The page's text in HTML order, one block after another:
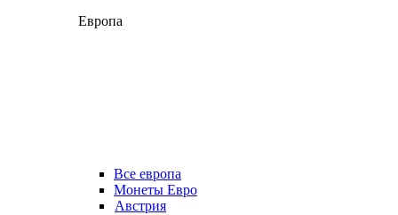
Европа
Все европа
Монеты Евро
Австрия